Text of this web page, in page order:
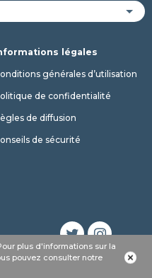
plus d'informations sur la
pouvez consulter notre
légales
générales d’utilisation
de confidentialité
de diffusion
de sécurité
CoinAfrique